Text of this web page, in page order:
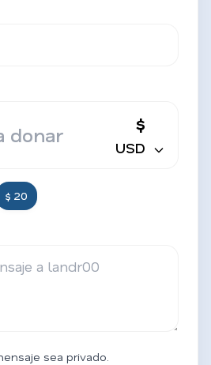
$
USD
$ 20
sea privado.